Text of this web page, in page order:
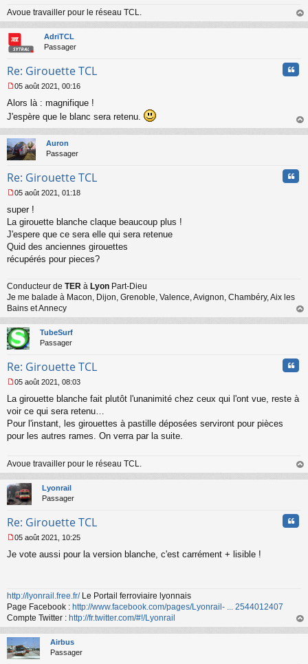
Avoue travailler pour le réseau TCL.
au
AdriTCL
Passager
Re: Girouette TCL
e
s
a
g
e
o
l
u
05 août 2021, 00:16
Alors là : magnifique !
J'espère que le blanc sera retenu.
au
Auron
Passager
Re: Girouette TCL
e
s
s
g
e
o
u
05 août 2021, 01:18
super !
La girouette blanche claque beaucoup plus !
J'espere que ce sera elle qui sera retenue
Quid des anciennes girouettes
récupérés pour pieces?
Conducteur de TER à Lyon Part-Dieu
Je me balade à Macon, Dijon, Grenoble, Valence, Avignon, Chambéry, Aix les
Bains et Annecy
au
TubeSurf
Passager
Re: Girouette TCL
e
s
s
g
n
o
n
l
u
05 août 2021, 08:03
La girouette blanche fait plutôt l'unanimité chez ceux qui l'ont vue, reste à
voir ce qui sera retenu…
Pour l'instant, les girouettes à pastille déposées serviront pour pièces
pour les autres rames. On verra par la suite.
Avoue travailler pour le réseau TCL.
au
Lyonrail
Passager
Re: Girouette TCL
e
g
e
n
o
n
l
u
05 août 2021, 10:25
Je vote aussi pour la version blanche, c'est carrément + lisible !
http://lyonrail.free.fr/Le Portail ferroviaire lyonnais
Page Facebook : http://www.facebook.com/pages/Lyonrail- ... 2544012407
Compte Twitter : http://fr.twitter.com/#!/Lyonrail
au
Airbus
Passager